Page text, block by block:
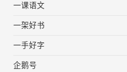
一课语文
一架好书
一手好字
企鹅号